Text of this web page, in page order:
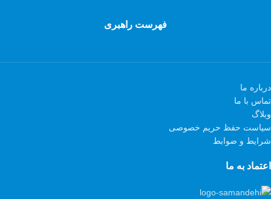
فهرست راهبری
درباره ما
تماس با ما
وبلاگ
سیاست حفظ حریم خصوصی
شرایط و ضوابط
اعتماد به ما